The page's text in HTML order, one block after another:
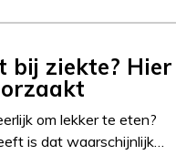
bij ziekte? Hier
om lekker te eten?
is dat waarschijnlijk…